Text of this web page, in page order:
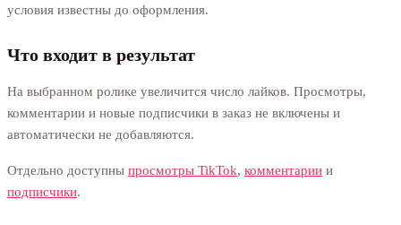
условия известны до оформления.
Что входит в результат
На выбранном ролике увеличится число лайков. Просмотры,
комментарии и новые подписчики в заказ не включены и
автоматически не добавляются.
Отдельно доступны просмотры TikTok, комментарии и
подписчики.